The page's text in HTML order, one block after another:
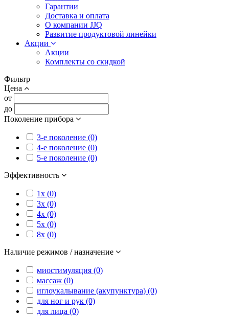
Гарантии
Доставка и оплата
О компании JJQ
Развитие продуктовой линейки
Акции
Акции
Комплекты со скидкой
Фильтр
Цена
от
до
Поколение прибора
3-е поколение (0)
4-е поколение (0)
5-е поколение (0)
Эффективность
1x (0)
3x (0)
4x (0)
5x (0)
8x (0)
Наличие режимов / назначение
миостимуляция (0)
массаж (0)
иглоукалывание (акупунктура) (0)
для ног и рук (0)
для лица (0)